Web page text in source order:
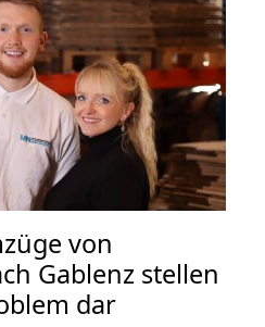
von
Gablenz stellen
dar